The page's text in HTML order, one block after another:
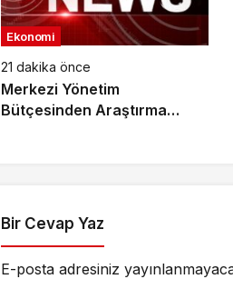
Ekonomi
21 dakika önce
Merkezi Yönetim
Bütçesinden Araştırma
Bir Cevap Yaz
E-posta adresiniz